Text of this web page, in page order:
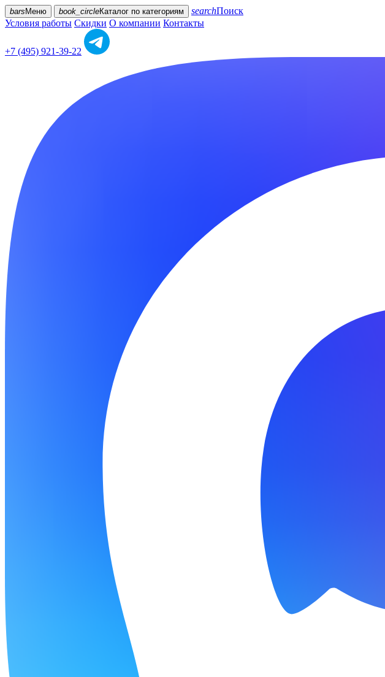
bars Меню book_circleКаталог по категориям searchПоиск
Условия работы Скидки О компании Контакты
+7 (495) 921-39-22